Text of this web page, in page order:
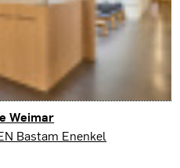
Weimar
Bastam Enenkel